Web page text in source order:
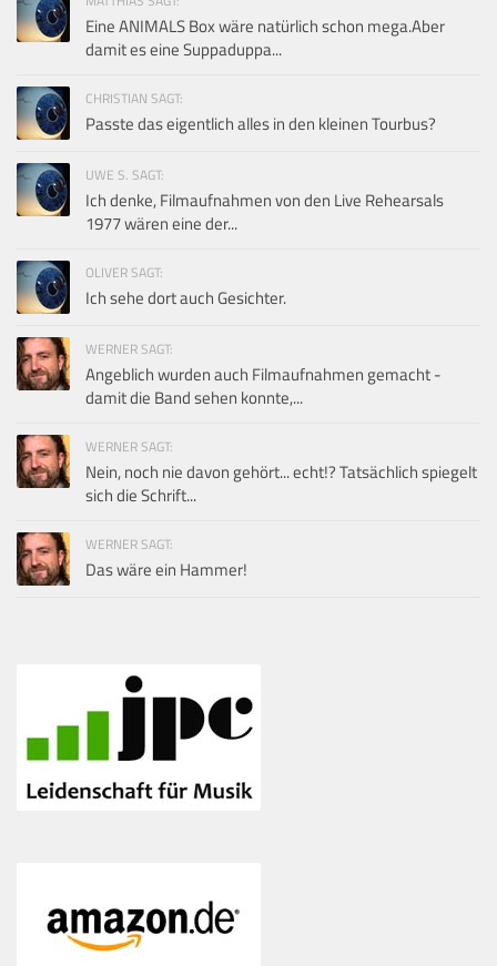
Eine ANIMALS Box wäre natürlich schon mega.Aber
damit es eine Suppaduppa...
CHRISTIAN SAGT:
Passte das eigentlich alles in den kleinen Tourbus?
UWE S. SAGT:
Ich denke, Filmaufnahmen von den Live Rehearsals
1977 wären eine der...
OLIVER SAGT:
Ich sehe dort auch Gesichter.
WERNER SAGT:
Angeblich wurden auch Filmaufnahmen gemacht -
damit die Band sehen konnte,...
WERNER SAGT:
Nein, noch nie davon gehört... echt!? Tatsächlich spiegelt
sich die Schrift...
WERNER SAGT:
Das wäre ein Hammer!